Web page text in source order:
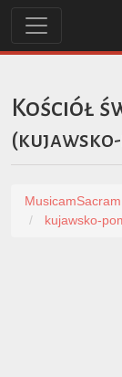
Kościół
(
MusicamSacram
kujawsko-